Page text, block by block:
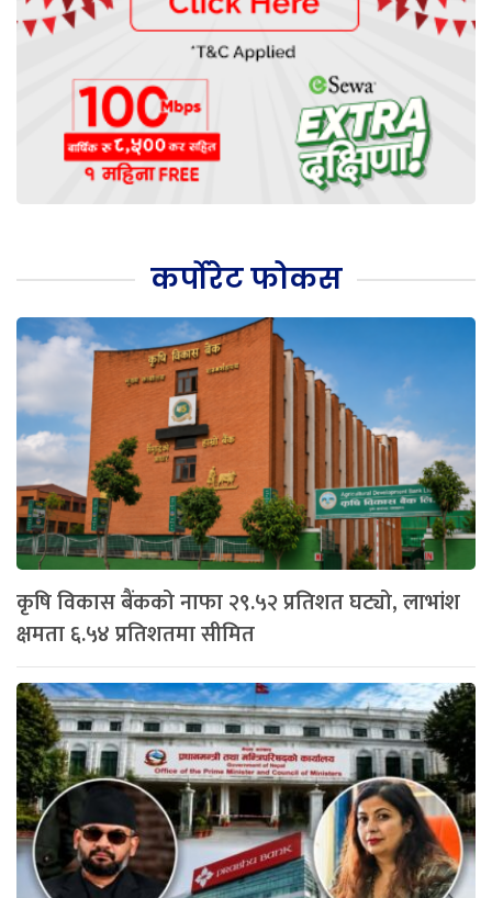
कर्पोरेट फोकस
कृषि विकास बैंकको नाफा २९.५२ प्रतिशत घट्यो, लाभांश
क्षमता ६.५४ प्रतिशतमा सीमित